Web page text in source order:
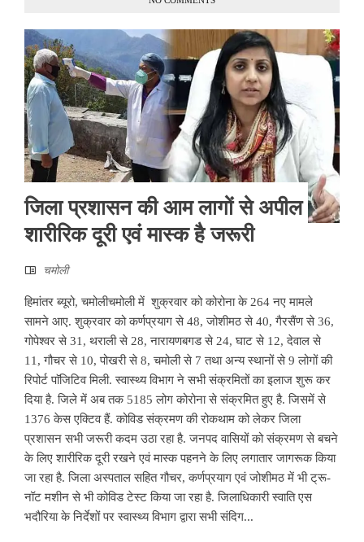
जिला प्रशासन की आम लागों से अपील
शारीरिक दूरी एवं मास्क है जरूरी
चमोली
हिमांतर ब्यूरो, चमोलीचमोली में शुक्रवार को कोरोना के 264 नए मामले
सामने आए. शुक्रवार को कर्णप्रयाग से 48, जोशीमठ से 40, गैरसैंण से 36,
गोपेश्वर से 31, थराली से 28, नारायणबगड से 24, घाट से 12, देवाल से
11, गौचर से 10, पोखरी से 8, चमोली से 7 तथा अन्य स्थानों से 9 लोगों की
रिपोर्ट पाॅजिटिव मिली. स्वास्थ्य विभाग ने सभी संक्रमितों का इलाज शुरू कर
दिया है. जिले में अब तक 5185 लोग कोरोना से संक्रमित हुए है. जिसमें से
1376 केस एक्टिव हैं. कोविड संक्रमण की रोकथाम को लेकर जिला
प्रशासन सभी जरूरी कदम उठा रहा है. जनपद वासियों को संक्रमण से बचने
के लिए शारीरिक दूरी रखने एवं मास्क पहनने के लिए लगातार जागरूक किया
जा रहा है. जिला अस्पताल सहित गौचर, कर्णप्रयाग एवं जोशीमठ में भी ट्रू-
नॉट मशीन से भी कोविड टेस्ट किया जा रहा है. जिलाधिकारी स्वाति एस
भदौरिया के निर्देशों पर स्वास्थ्य विभाग द्वारा सभी संदिग...